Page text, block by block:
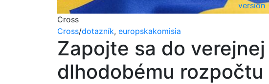
version
Cross
Cross/dotazník, europskakomisia
Zapojte sa do
dlhodobému